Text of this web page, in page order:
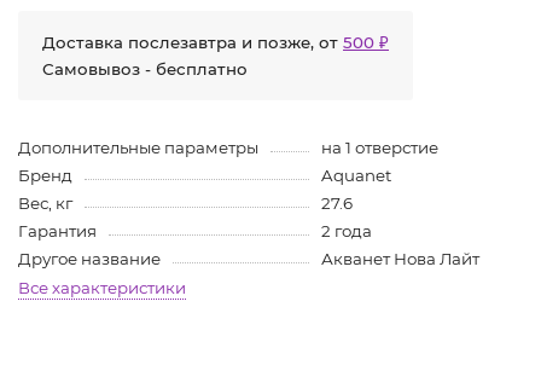
Доставка послезавтра и позже, от 500 ₽
Самовывоз - бесплатно
Дополнительные параметры
на 1 отверстие
Бренд
Aquanet
Вес, кг
27.6
Гарантия
2 года
Другое название
Акванет Нова Лайт
Все характеристики